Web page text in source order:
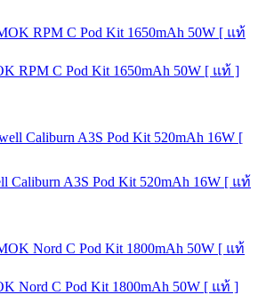
RPM C Pod Kit 1650mAh 50W [ แท้ ]
A3S Pod Kit 520mAh 16W [ แท้
Nord C Pod Kit 1800mAh 50W [ แท้ ]